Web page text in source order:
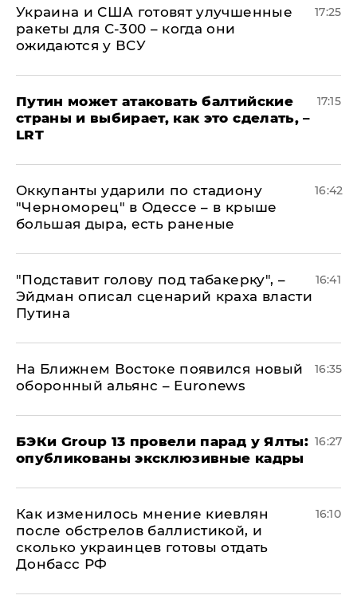
Украина и США готовят улучшенные
ракеты для С-300 – когда они
ожидаются у ВСУ
17:25
Путин может атаковать балтийские
страны и выбирает, как это сделать, –
LRT
17:15
Оккупанты ударили по стадиону
"Черноморец" в Одессе – в крыше
большая дыра, есть раненые
16:42
​"Подставит голову под табакерку", –
Эйдман описал сценарий краха власти
Путина
16:41
На Ближнем Востоке появился новый
оборонный альянс – Euronews
16:35
​БЭКи Group 13 провели парад у Ялты:
опубликованы эксклюзивные кадры
16:27
Как изменилось мнение киевлян
после обстрелов баллистикой, и
сколько украинцев готовы отдать
Донбасс РФ
16:10